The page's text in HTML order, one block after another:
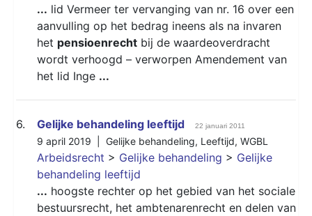
... lid Vermeer ter vervanging van nr. 16 over een
aanvulling op het bedrag ineens als na invaren
het pensioenrecht bij de waardeoverdracht
wordt verhoogd – verworpen Amendement van
het lid Inge ...
6. Gelijke behandeling leeftijd 22 januari 2011
9 april 2019 | Gelijke behandeling, Leeftijd, WGBL
Arbeidsrecht > Gelijke behandeling > Gelijke
behandeling leeftijd
... hoogste rechter op het gebied van het sociale
bestuursrecht, het ambtenarenrecht en delen van